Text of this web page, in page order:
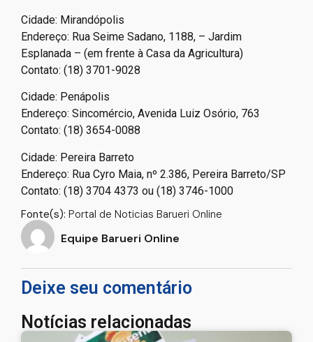
Cidade: Mirandópolis
Endereço: Rua Seime Sadano, 1188, – Jardim
Esplanada – (em frente à Casa da Agricultura)
Contato: (18) 3701-9028
Cidade: Penápolis
Endereço: Sincomércio, Avenida Luiz Osório, 763
Contato: (18) 3654-0088
Cidade: Pereira Barreto
Endereço: Rua Cyro Maia, nº 2.386, Pereira Barreto/SP
Contato: (18) 3704 4373 ou (18) 3746-1000
Fonte(s): Portal de Noticias Barueri Online
Equipe Barueri Online
Deixe seu comentário
Notícias relacionadas